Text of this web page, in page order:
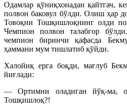
Одамлар қўниқхонадан қайтгач,
полвон баковул бўлди. Олиш ҳар
Товоқни Тошқишлоқнинг олди
Чемпион полвон талабгор
чемпион биринчи қафасда
ҳаммани мум тишлатиб қўйди.
Халойиқ ерга боқди, мағлуб
йиғлади:
— Ортимни оладиган йўқ-ма,
Тошқишлоқ?!